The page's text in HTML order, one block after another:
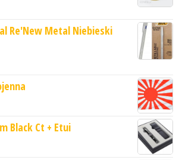
Re'New Metal Niebieski
Black Ct + Etui